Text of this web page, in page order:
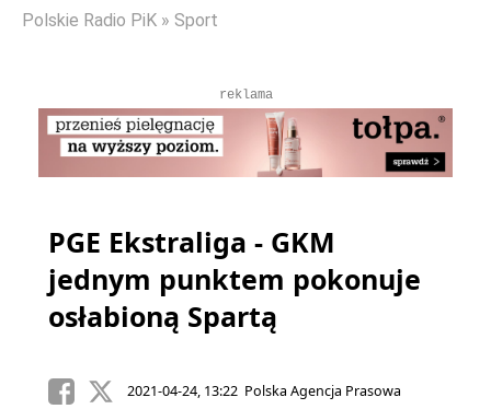
Polskie Radio PiK Sport
reklama
PGE Ekstraliga - GKM
jednym punktem pokonuje
osłabioną Spartą
2021-04-24, 13:22 Polska Agencja Prasowa